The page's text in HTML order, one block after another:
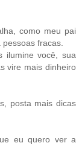
como meu pai
fracas.
ilumine você, sua
vire mais dinheiro
posta mais dicas
eu quero ver a